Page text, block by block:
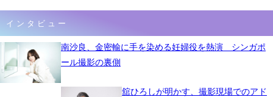
インタビュー
南沙良、金密輸に手を染める妊婦役を熱演 シンガポ
ール撮影の裏側
舘ひろしが明かす、撮影現場でのアド